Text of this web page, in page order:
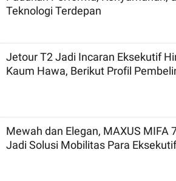
Teknologi Terdepan
Jetour T2 Jadi Incaran Eksekutif
Kaum Hawa, Berikut Profil
Mewah dan Elegan, MAXUS MIFA
Jadi Solusi Mobilitas Para Eksekutif